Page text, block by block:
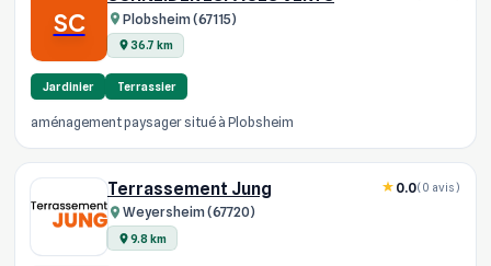
SC Plobsheim (67115)
36.7 km
Jardinier Terrassier
aménagement paysager situé à Plobsheim
Terrassement Jung
Weyersheim (67720)
9.8 km
0.0(0 avis)